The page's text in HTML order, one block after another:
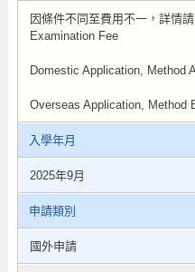
因條件不同至費用不一，詳情
Examination Fee
Domestic Application, Method
Overseas Application, Method
入學年月
2025年9月
申請類別
國外申請